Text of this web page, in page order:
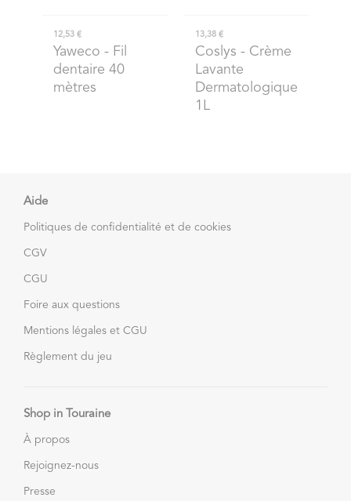
12,53 €
Yaweco - Fil
dentaire 40
mètres
13,38 €
Coslys - Crème
Lavante
Dermatologique
1L
Aide
Politiques de confidentialité et de cookies
CGV
CGU
Foire aux questions
Mentions légales et CGU
Règlement du jeu
Shop in Touraine
À propos
Rejoignez-nous
Presse